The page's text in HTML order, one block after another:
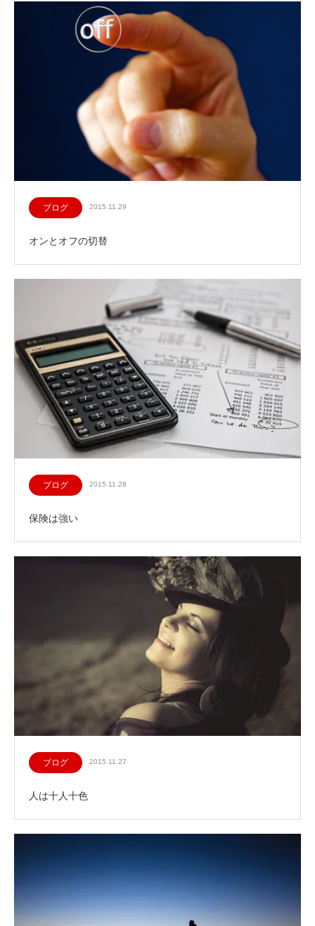
ブログ 2015.11.29
オンとオフの切替
ブログ 2015.11.28
保険は強い
ブログ 2015.11.27
人は十人十色